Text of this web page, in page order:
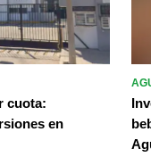
cuota:
en